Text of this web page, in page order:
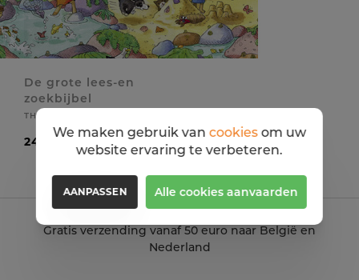
De grote lees-en
zoekbijbel
THOROE CHARLOTTE
24,99 EUR
Gratis verzending vanaf 50 euro naar België en
Nederland
We maken gebruik van cookiesom uw
website ervaring te verbeteren.
AANPASSEN Alle cookies aanvaarden